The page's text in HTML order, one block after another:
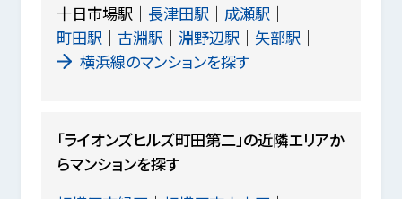
十日市場駅
長津田駅
成瀬駅
町田駅
古淵駅 淵野辺駅
矢部駅
横浜線のマンションを探す
「ライオンズヒルズ町田第二」の近隣エリアか
らマンションを探す